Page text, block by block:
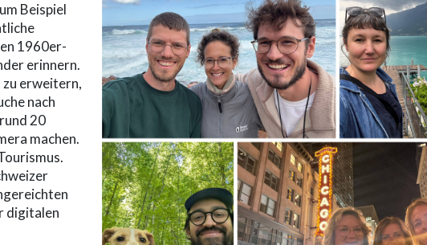
Beispiel
1960er-
erinnern.
zu erweitern,
nach
20
machen.
digitalen